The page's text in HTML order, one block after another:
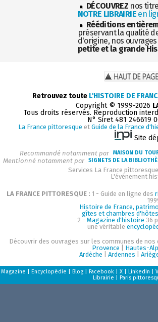
DÉCOUVREZ nos
NOTRE LIBRAIRIEen
Rééditions
préservant la qualité
d'origine, nos
petite et la grande
Retrouvez toute L'HISTOIRE DE
Copyright © 1999-2026
Tous droits réservés. Reproduction
N° Siret 481 246619
La France pittoresque et Guide de la France
Site
Recommandé notamment par MAISON DU
Mentionné notamment par SIGNETS DE LA
Services La France pittoresque
L'événement
LA FRANCE PITTORESQUE : 1 - Guide en ligne des
Histoire de France,
gîtes et chambres d'hôtes
2 - Magazine d'histoire 36
une véritable
Découvrir des ouvrages sur les communes de nos
Provence
Hautes-
Ardèche
Ardennes
Magazine Encyclopédie Blog| Facebook| X| LinkedIn
Librairie
Paris